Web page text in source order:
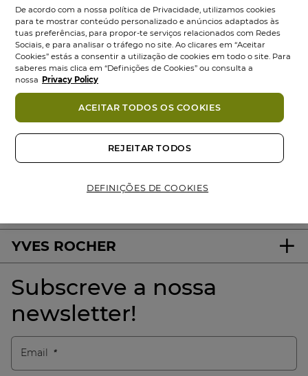
vegetais
campos orgânicos
Eco-concebidos
YVES ROCHER
Subscreve a nossa
newsletter!
Email
De acordo com a nossa política de Privacidade, utilizamos cookies
para te mostrar conteúdo personalizado e anúncios adaptados às
tuas preferências, para propor-te serviços relacionados com Redes
Sociais, e para analisar o tráfego no site. Ao clicares em “Aceitar
Cookies” estás a consentir a utilização de cookies em todo o site. Para
saberes mais clica em “Definições de Cookies” ou consulta a
nossa Privacy Policy
DEFINIÇÕES DE COOKIES
REJEITAR TODOS
ACEITAR TODOS OS COOKIES